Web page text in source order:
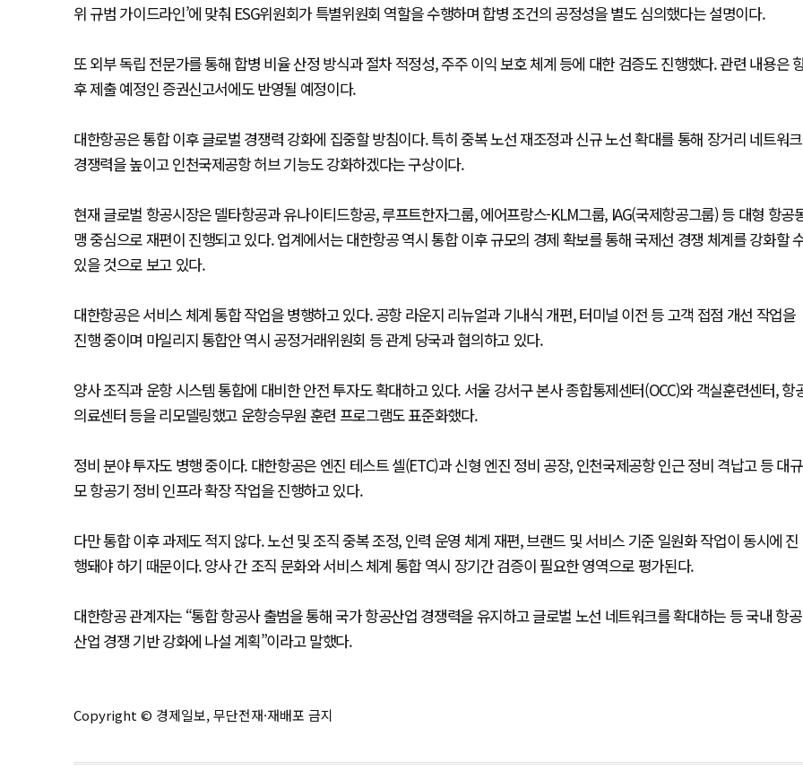
위 규범 가이드라인’에 맞춰 ESG위원회가 특별위원회 역할을 수행하며 합병 조건의 공정성을 별도 심의했다는 설명이다.
또 외부 독립 전문가를 통해 합병 비율 산정 방식과 절차 적정성, 주주 이익 보호 체계 등에 대한 검증도 진행했다. 관련 내용은
후 제출 예정인 증권신고서에도 반영될 예정이다.
대한항공은 통합 이후 글로벌 경쟁력 강화에 집중할 방침이다. 특히 중복 노선 재조정과 신규 노선 확대를 통해 장거리 네트워크
경쟁력을 높이고 인천국제공항 허브 기능도 강화하겠다는 구상이다.
현재 글로벌 항공시장은 델타항공과 유나이티드항공, 루프트한자그룹, 에어프랑스-KLM그룹, IAG(국제항공그룹) 등 대형 항공
맹 중심으로 재편이 진행되고 있다. 업계에서는 대한항공 역시 통합 이후 규모의 경제 확보를 통해 국제선 경쟁 체계를 강화할
있을 것으로 보고 있다.
대한항공은 서비스 체계 통합 작업을 병행하고 있다. 공항 라운지 리뉴얼과 기내식 개편, 터미널 이전 등 고객 접점 개선 작업을
진행 중이며 마일리지 통합안 역시 공정거래위원회 등 관계 당국과 협의하고 있다.
양사 조직과 운항 시스템 통합에 대비한 안전 투자도 확대하고 있다. 서울 강서구 본사 종합통제센터(OCC)와 객실훈련센터, 항
의료센터 등을 리모델링했고 운항승무원 훈련 프로그램도 표준화했다.
정비 분야 투자도 병행 중이다. 대한항공은 엔진 테스트 셀(ETC)과 신형 엔진 정비 공장, 인천국제공항 인근 정비 격납고 등 대규
모 항공기 정비 인프라 확장 작업을 진행하고 있다.
다만 통합 이후 과제도 적지 않다. 노선 및 조직 중복 조정, 인력 운영 체계 재편, 브랜드 및 서비스 기준 일원화 작업이 동시에 진
행돼야 하기 때문이다. 양사 간 조직 문화와 서비스 체계 통합 역시 장기간 검증이 필요한 영역으로 평가된다.
대한항공 관계자는 “통합 항공사 출범을 통해 국가 항공산업 경쟁력을 유지하고 글로벌 노선 네트워크를 확대하는 등 국내 항공
산업 경쟁 기반 강화에 나설 계획”이라고 말했다.
Copyright © 경제일보, 무단전재·재배포 금지